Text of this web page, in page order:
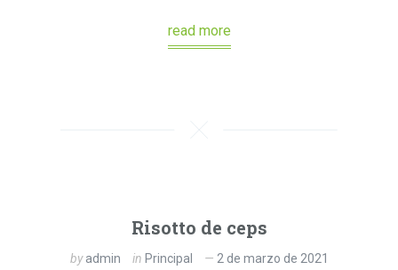
read more
Risotto de ceps
byadmin in Principal 2 de marzo de 2021